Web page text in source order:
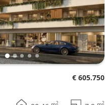
€ 605.750
2 2